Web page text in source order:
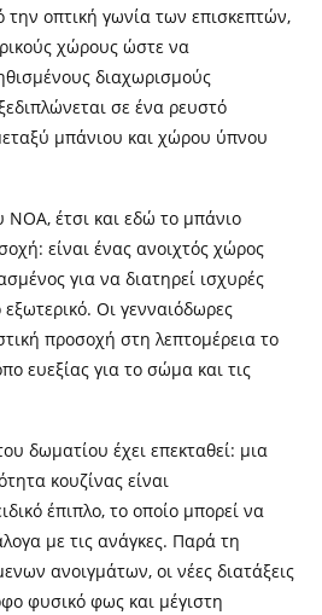
οπτική γωνία των επισκεπτών,
χώρους ώστε να
διαχωρισμούς
σε ένα ρευστό
μπάνιου και χώρου ύπνου
έτσι και εδώ το μπάνιο
είναι ένας ανοιχτός χώρος
για να διατηρεί ισχυρές
Οι γενναιόδωρες
προσοχή στη λεπτομέρεια το
ευεξίας για το σώμα και τις
δωματίου έχει επεκταθεί: μια
κουζίνας είναι
έπιπλο, το οποίο μπορεί να
με τις ανάγκες. Παρά τη
ανοιγμάτων, οι νέες διατάξεις
φυσικό φως και μέγιστη